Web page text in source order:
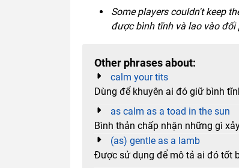
Some players couldn't keep
được bình tĩnh và lao vào đối
Other phrases about:
calm your tits
Dùng để khuyên ai đó giữ bình
as calm as a toad in the sun
Bình thản chấp nhận những gì
(as) gentle as a lamb
Được sử dụng để mô tả ai đó tốt